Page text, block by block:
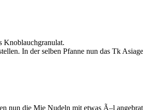
Knoblauchgranulat.
In der selben Pfanne nun das Tk
nun die Mie Nudeln mit etwas Ã–l